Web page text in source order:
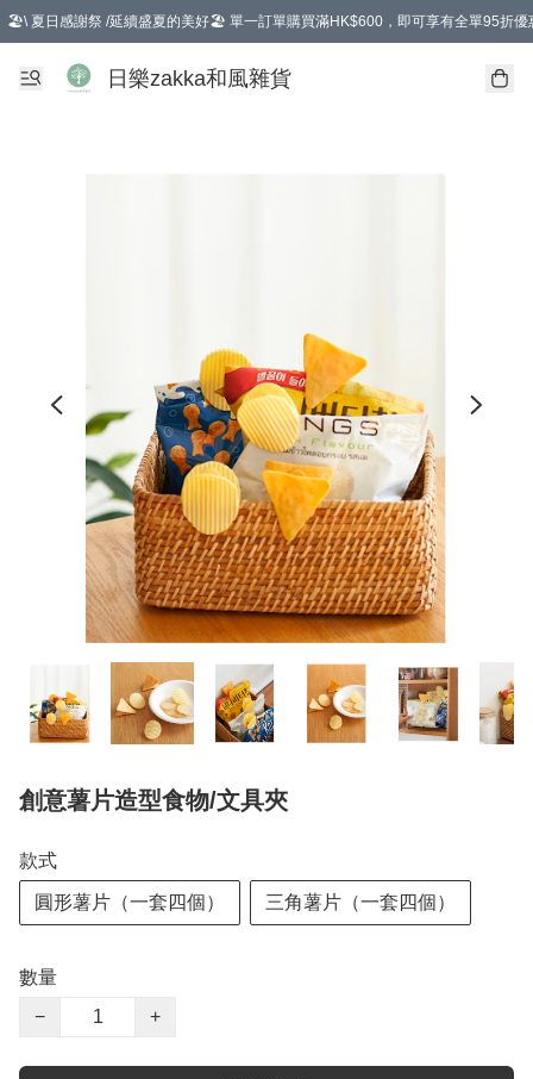
🏖️\ 夏日感謝祭 /延續盛夏的美好🏖️ 單一訂單購買滿HK$600，即可享有全單95折優
選擇GoGoX住宅/工商地址配送，單一訂單消費購物滿HK$680(折扣後），可享有
日樂zakka和風雜貨
創意薯片造型食物/文具夾
款式
圓形薯片（一套四個） 三角薯片（一套四個）
數量
−
+